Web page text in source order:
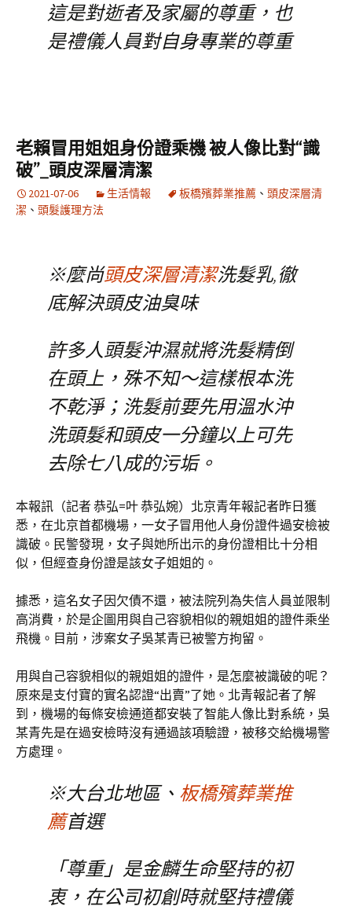
這是對逝者及家屬的尊重，也
是禮儀人員對自身專業的尊重
老賴冒用姐姐身份證乘機 被人像比對“識
破”_頭皮深層清潔
2021-07-06 生活情報 板橋殯葬業推薦 、 頭皮深層清
潔 、 頭髮護理方法
※麼尚頭皮深層清潔洗髮乳,徹
底解決頭皮油臭味
許多人頭髮沖濕就將洗髮精倒
在頭上，殊不知～這樣根本洗
不乾淨；洗髮前要先用溫水沖
洗頭髮和頭皮一分鐘以上可先
去除七八成的污垢。
本報訊（記者 恭弘=叶 恭弘婉）北京青年報記者昨日獲
悉，在北京首都機場，一女子冒用他人身份證件過安檢被
識破。民警發現，女子與她所出示的身份證相比十分相
似，但經查身份證是該女子姐姐的。
據悉，這名女子因欠債不還，被法院列為失信人員並限制
高消費，於是企圖用與自己容貌相似的親姐姐的證件乘坐
飛機。目前，涉案女子吳某青已被警方拘留。
用與自己容貌相似的親姐姐的證件，是怎麼被識破的呢？
原來是支付寶的實名認證“出賣”了她。北青報記者了解
到，機場的每條安檢通道都安裝了智能人像比對系統，吳
某青先是在過安檢時沒有通過該項驗證，被移交給機場警
方處理。
※大台北地區、 板橋殯葬業推
薦首選
「尊重」是金麟生命堅持的初
衷，在公司初創時就堅持禮儀